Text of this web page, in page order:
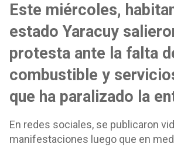
Este miércoles,
estado Yaracuy
protesta ante la falta
combustible y
que ha paralizado la
En redes sociales, se publicaron
manifestaciones luego que en